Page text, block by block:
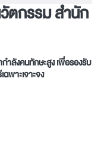
ตกรรม สำนัก
าลังคนทักษะสูงเพื่อรองรับ
พาะเจาะจง